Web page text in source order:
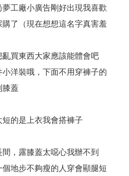
夢工廠小廣告剛好出現我喜歡
了（現在想想這名字真害羞
買東西大家應該能體會吧
洋裝哦，下面不用穿褲子的
膝蓋
的是上衣我會搭褲子
，露膝蓋太噁心我辦不到
地步不夠瘦的人穿會顯腿短